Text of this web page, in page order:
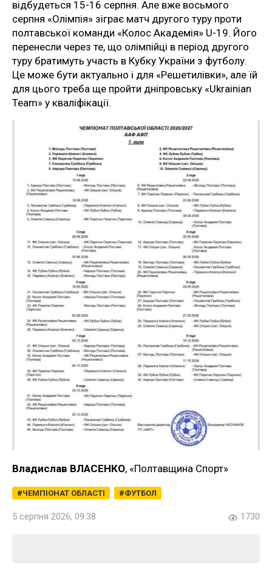
відбудеться 15-16 серпня. Але вже восьмого
серпня «Олімпія» зіграє матч другого туру проти
полтавської команди «Колос Академія» U-19. Його
перенесли через те, що олімпійці в період другого
туру братимуть участь в Кубку України з футболу.
Це може бути актуально і для «Решетилівки», але їй
для цього треба ще пройти дніпровську «Ukrainian
Team» у кваліфікації.
Владислав ВЛАСЕНКО, «Полтавщина Спорт»
ЧЕМПІОНАТ ОБЛАСТІ ФУТБОЛ
5 серпня 2026, 09:38 1730